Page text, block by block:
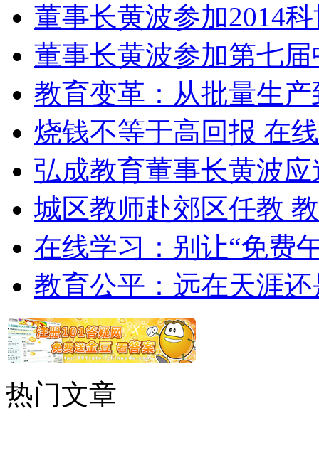
董事长黄波参加2014
董事长黄波参加第七
教育变革：从批量生
烧钱不等于高回报 在
弘成教育董事长黄波
城区教师赴郊区任教
在线学习：别让“免费
教育公平：远在天涯
热门文章